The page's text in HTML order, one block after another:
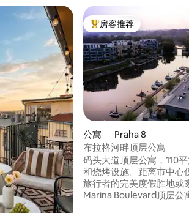
热门「房客推荐」
房客推荐
公寓 ｜ Praha 8
布拉格河畔顶层公寓
码头大道顶层公寓，110
和烧烤设施。距离市中心
旅行者的完美度假胜地或
Marina Boulevard顶层公